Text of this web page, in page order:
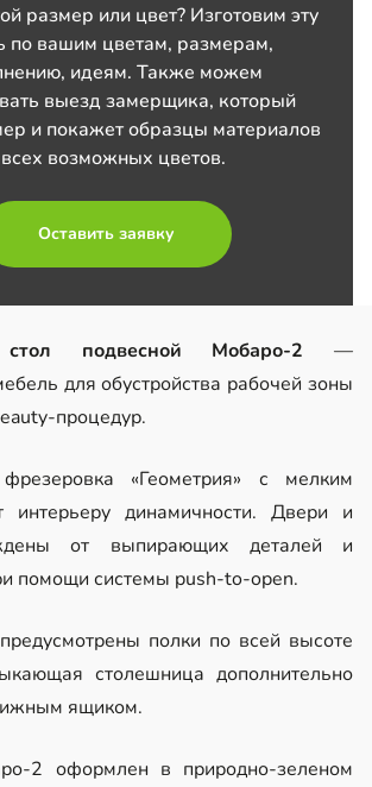
размер или цвет? Изготовим эту
по вашим цветам, размерам,
идеям. Также можем
выезд замерщика, который
и покажет образцы материалов
возможных цветов.
Оставить заявку
подвесной Мобаро-2 —
для обустройства рабочей зоны
процедур.
«Геометрия» с мелким
интерьеру динамичности. Двери и
от выпирающих деталей и
помощи системы push-to-open.
полки по всей высоте
столешница дополнительно
ящиком.
2 оформлен в природно-зеленом